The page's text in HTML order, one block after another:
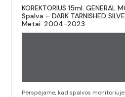
KOREKTORIUS 15ml. GENERAL
Spalva – DARK TARNISHED
Metai: 2004-2023
Perspėjame, kad spalvos